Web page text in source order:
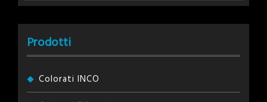
Prodotti
Colorati INCO